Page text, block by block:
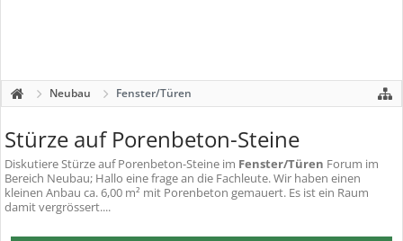
Neubau Fenster/Türen
Stürze auf Porenbeton-Steine
DiskutiereStürze auf Porenbeton-Steine im Fenster/Türen Forum im
Bereich Neubau; Hallo eine frage an die Fachleute. Wir haben einen
kleinen Anbau ca. 6,00 m² mit Porenbeton gemauert. Es ist ein Raum
damit vergrössert....